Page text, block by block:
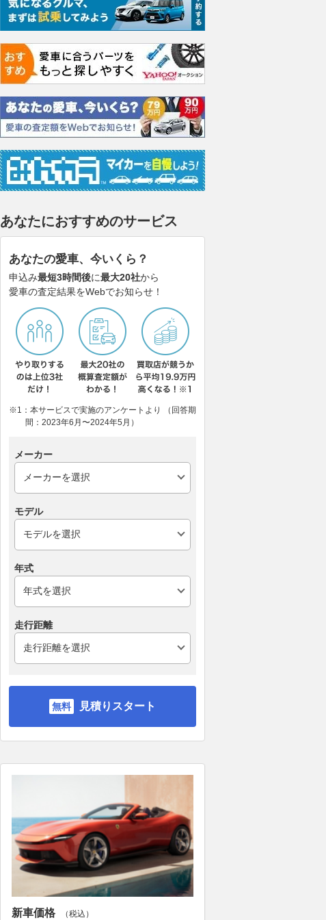
あなたにおすすめのサービス
あなたの愛車、今いくら？
申込み最短3時間後に最大20社から
愛車の査定結果をWebでお知らせ！
※1：本サービスで実施のアンケートより （回答期
間：2023年6月〜2024年5月）
メーカー
モデル
年式
走行距離
見積りスタート
新車価格 （税込）